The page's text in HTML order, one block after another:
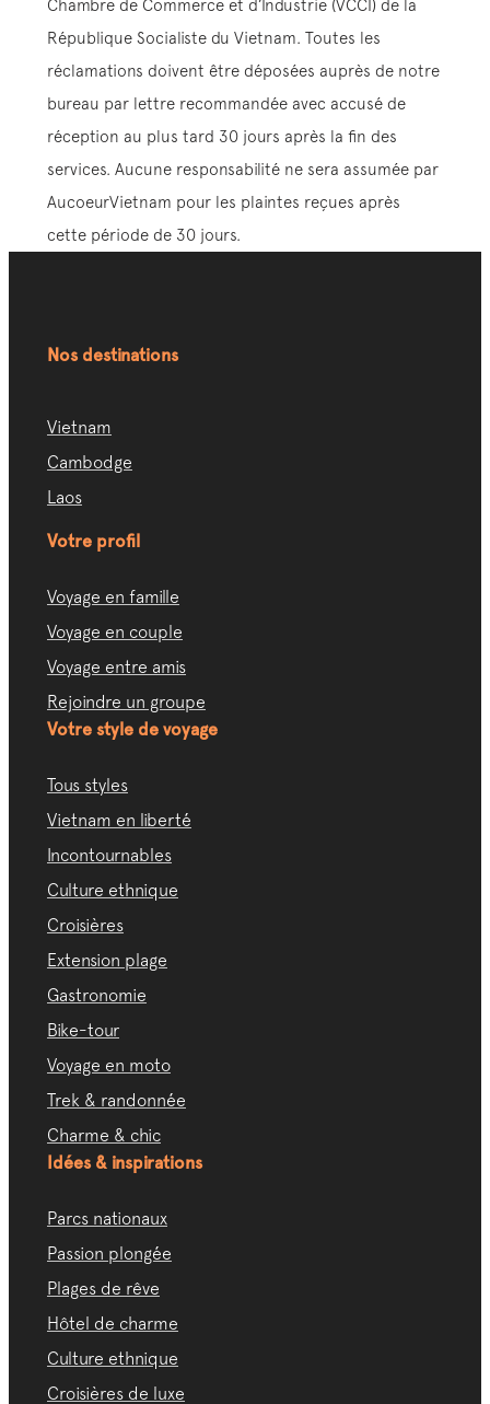
Chambre de Commerce et d’Industrie (VCCI) de la
République Socialiste du Vietnam. Toutes les
réclamations doivent être déposées auprès de notre
bureau par lettre recommandée avec accusé de
réception au plus tard 30 jours après la fin des
services. Aucune responsabilité ne sera assumée par
AucoeurVietnam pour les plaintes reçues après
cette période de 30 jours.
Nos destinations
Vietnam
Cambodge
Laos
Votre profil
Voyage en famille
Voyage en couple
Voyage entre amis
Rejoindre un groupe
Votre style de voyage
Tous styles
Vietnam en liberté
Incontournables
Culture ethnique
Croisières
Extension plage
Gastronomie
Bike-tour
Voyage en moto
Trek & randonnée
Charme & chic
Idées & inspirations
Parcs nationaux
Passion plongée
Plages de rêve
Hôtel de charme
Culture ethnique
Croisières de luxe